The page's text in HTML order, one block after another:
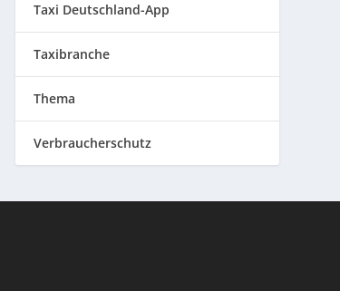
Taxi Deutschland-App
Taxibranche
Thema
Verbraucherschutz